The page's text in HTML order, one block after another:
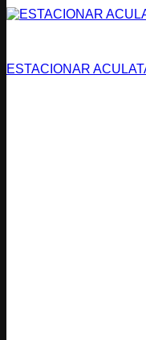
ESTACIONAR